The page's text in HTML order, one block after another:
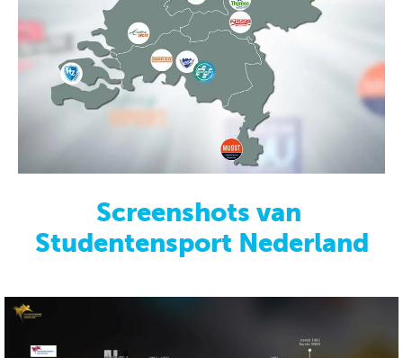
Screenshots van
Studentensport Nederland